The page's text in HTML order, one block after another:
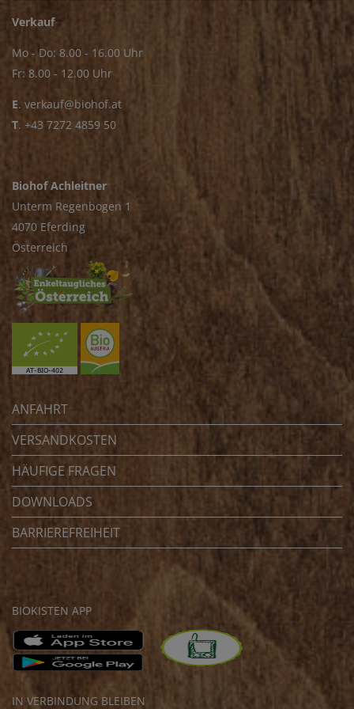
Verkauf
Mo - Do: 8.00 - 16.00 Uhr
Fr: 8.00 - 12.00 Uhr
E. verkauf@biohof.at
T. +43 7272 4859 50
Biohof Achleitner
Unterm Regenbogen 1
4070 Eferding
Österreich
ANFAHRT
VERSANDKOSTEN
HÄUFIGE FRAGEN
DOWNLOADS
BARRIEREFREIHEIT
BIOKISTEN APP
IN VERBINDUNG BLEIBEN